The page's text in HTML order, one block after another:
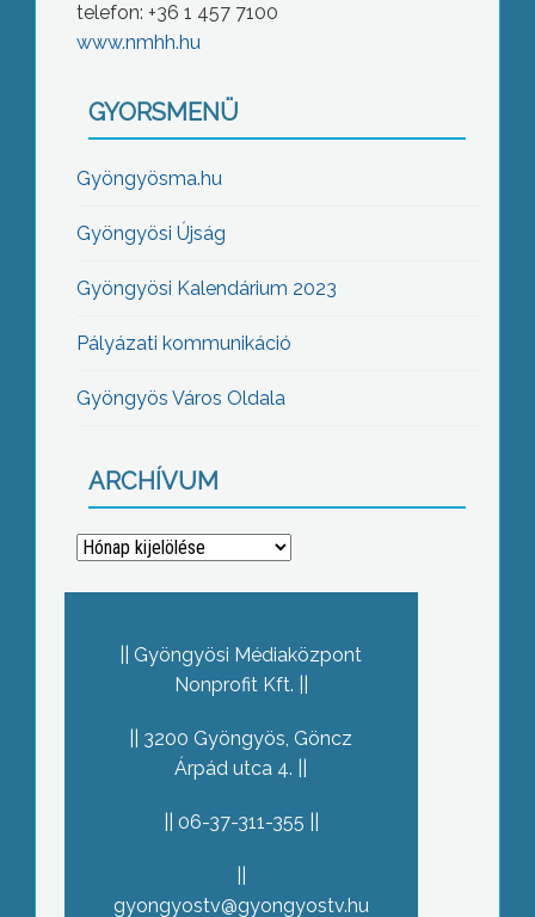
telefon: +36 1 457 7100
www.nmhh.hu
GYORSMENÜ
Gyöngyösma.hu
Gyöngyösi Újság
Gyöngyösi Kalendárium 2023
Pályázati kommunikáció
Gyöngyös Város Oldala
ARCHÍVUM
Archívum
Gyöngyösi Médiaközpont
Nonprofit Kft.
3200 Gyöngyös, Göncz
Árpád utca 4.
06-37-311-355
gyongyostv@gyongyostv.hu